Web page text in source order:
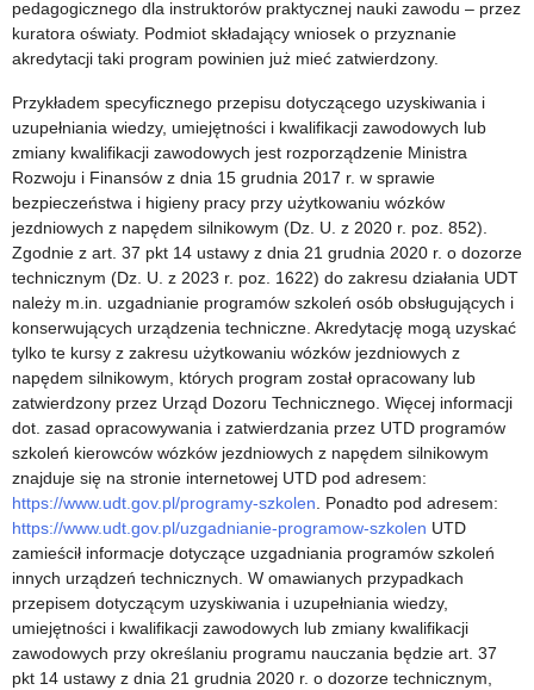
pedagogicznego dla instruktorów praktycznej nauki zawodu – przez
kuratora oświaty. Podmiot składający wniosek o przyznanie
akredytacji taki program powinien już mieć zatwierdzony.
Przykładem specyficznego przepisu dotyczącego uzyskiwania i
uzupełniania wiedzy, umiejętności i kwalifikacji zawodowych lub
zmiany kwalifikacji zawodowych jest rozporządzenie Ministra
Rozwoju i Finansów z dnia 15 grudnia 2017 r. w sprawie
bezpieczeństwa i higieny pracy przy użytkowaniu wózków
jezdniowych z napędem silnikowym (Dz. U. z 2020 r. poz. 852).
Zgodnie z art. 37 pkt 14 ustawy z dnia 21 grudnia 2020 r. o dozorze
technicznym (Dz. U. z 2023 r. poz. 1622) do zakresu działania UDT
należy m.in. uzgadnianie programów szkoleń osób obsługujących i
konserwujących urządzenia techniczne. Akredytację mogą uzyskać
tylko te kursy z zakresu użytkowaniu wózków jezdniowych z
napędem silnikowym, których program został opracowany lub
zatwierdzony przez Urząd Dozoru Technicznego. Więcej informacji
dot. zasad opracowywania i zatwierdzania przez UTD programów
szkoleń kierowców wózków jezdniowych z napędem silnikowym
znajduje się na stronie internetowej UTD pod adresem:
https://www.udt.gov.pl/programy-szkolen. Ponadto pod adresem:
https://www.udt.gov.pl/uzgadnianie-programow-szkolen UTD
zamieścił informacje dotyczące uzgadniania programów szkoleń
innych urządzeń technicznych. W omawianych przypadkach
przepisem dotyczącym uzyskiwania i uzupełniania wiedzy,
umiejętności i kwalifikacji zawodowych lub zmiany kwalifikacji
zawodowych przy określaniu programu nauczania będzie art. 37
pkt 14 ustawy z dnia 21 grudnia 2020 r. o dozorze technicznym,